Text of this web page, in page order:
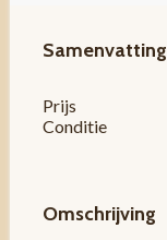
Samenvatting
Prijs
Conditie
Omschrijving